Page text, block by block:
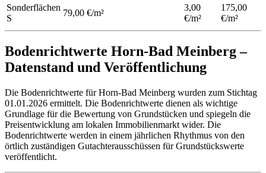
Sonderflächen
S
79,00 €/m²
3,00
€/m²
175,00
€/m²
Bodenrichtwerte Horn-Bad Meinberg –
Datenstand und Veröffentlichung
Die Bodenrichtwerte für Horn-Bad Meinberg wurden zum Stichtag
01.01.2026 ermittelt. Die Bodenrichtwerte dienen als wichtige
Grundlage für die Bewertung von Grundstücken und spiegeln die
Preisentwicklung am lokalen Immobilienmarkt wider. Die
Bodenrichtwerte werden in einem jährlichen Rhythmus von den
örtlich zuständigen Gutachterausschüssen für Grundstückswerte
veröffentlicht.